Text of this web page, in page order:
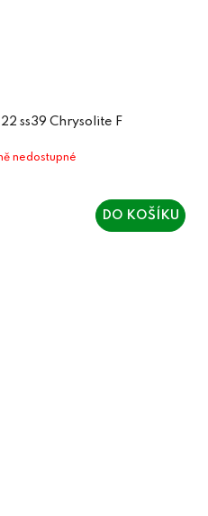
ss39 Chrysolite F
nedostupné
DO KOŠÍKU